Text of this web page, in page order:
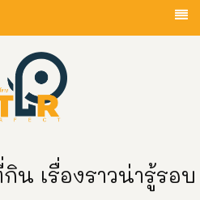
น เรื่องราวน่ารู้รอบ